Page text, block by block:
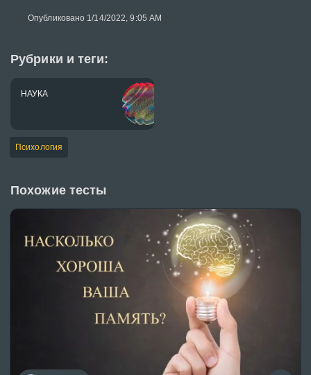
Опубликовано 1/14/2022, 9:05 AM
Рубрики и теги:
НАУКА
Психология
Похожие тесты